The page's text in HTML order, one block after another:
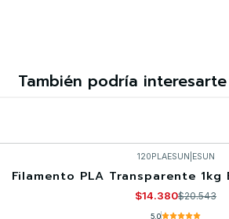
También podría
120PLAESUN ESUN
Filamento PLA Transparente 1kg
$14.380$20.543
5.0